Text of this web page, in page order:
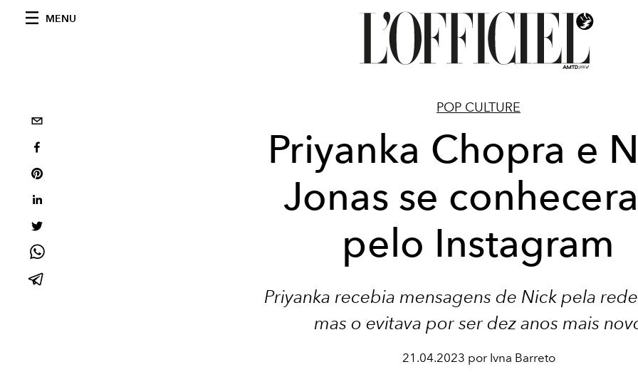
MENU
POP CULTURE
Priyanka Chopra e
Jonas se
pelo Instagram
Priyanka recebia mensagens de Nick pela
mas o evitava por ser dez anos mais
21.04.2023 por Ivna Barreto